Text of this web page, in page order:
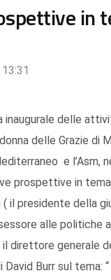
in
13:31
inaugurale delle
delle Grazie
e l’Asm,
prospettive in
il presidente della
alle politiche
direttore generale
Burr sul tema: